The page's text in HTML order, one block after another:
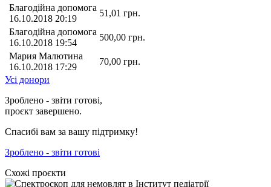
Благодійна допомога
16.10.2018 20:19
51,01 грн.
Благодійна допомога
16.10.2018 19:54
500,00 грн.
Мария Малютина
16.10.2018 17:29
70,00 грн.
Усі донори
Зроблено - звіти готові,
проєкт завершено.
Спасибі вам за вашу підтримку!
Зроблено - звіти готові
Схожі проєкти